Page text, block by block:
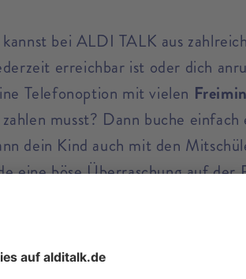
bei ALDI TALK aus
erreichbar ist oder dich
Telefonoption mit vielen
musst? Dann buche
dein Kind auch mit den
eine böse Überraschung auf der
jeweils 4 Wochen. Reicht das
wählen möchtest, kannst du
kennenzulernen und den